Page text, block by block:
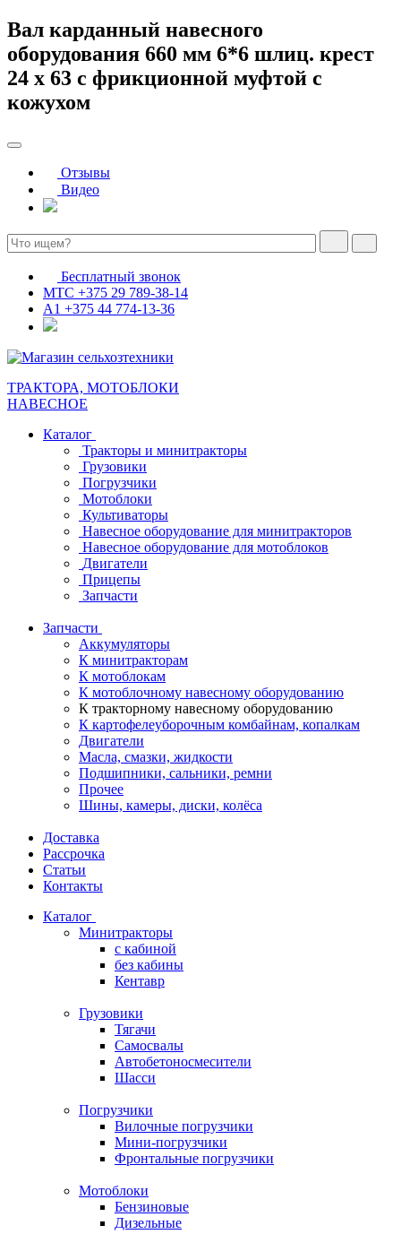
Вал карданный навесного
оборудования 660 мм 6*6 шлиц. крест
24 x 63 с фрикционной муфтой с
кожухом
Отзывы
Видео
Бесплатный звонок
МТС +375 29 789-38-14
А1 +375 44 774-13-36
ТРАКТОРА, МОТОБЛОКИ
НАВЕСНОЕ
Каталог
Тракторы и минитракторы
Грузовики
Погрузчики
Мотоблоки
Культиваторы
Навесное оборудование для минитракторов
Навесное оборудование для мотоблоков
Двигатели
Прицепы
Запчасти
Запчасти
Аккумуляторы
К минитракторам
К мотоблокам
К мотоблочному навесному оборудованию
К тракторному навесному оборудованию
К картофелеуборочным комбайнам, копалкам
Двигатели
Масла, смазки, жидкости
Подшипники, сальники, ремни
Прочее
Шины, камеры, диски, колёса
Доставка
Рассрочка
Статьи
Контакты
Каталог
Минитракторы
c кабиной
без кабины
Кентавр
Грузовики
Тягачи
Самосвалы
Автобетоносмесители
Шасси
Погрузчики
Вилочные погрузчики
Мини-погрузчики
Фронтальные погрузчики
Мотоблоки
Бензиновые
Дизельные